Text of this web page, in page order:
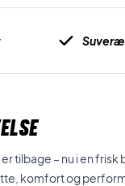
tilbage – nu i en
komfort og